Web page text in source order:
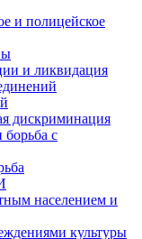
и полицейское
и ликвидация
дискриминация
с
населением и
культуры